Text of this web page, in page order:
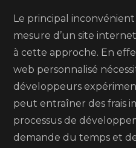
Le principal
mesure d’un site
à cette approche. En
web personnalisé
développeurs
peut entraîner des frais
processus de
demande du temps et